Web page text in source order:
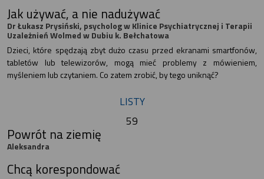
Jak używać, a nie nadużywać
Dr Łukasz Prysiński, psycholog w Klinice Psychiatrycznej i Terapii
Uzależnień Wolmed w Dubiu k. Bełchatowa
Dzieci, które spędzają zbyt dużo czasu przed ekranami smartfonów,
tabletów lub telewizorów, mogą mieć problemy z mówieniem,
myśleniem lub czytaniem. Co zatem zrobić, by tego uniknąć?
LISTY
59
Powrót na ziemię
Aleksandra
Chcą korespondować